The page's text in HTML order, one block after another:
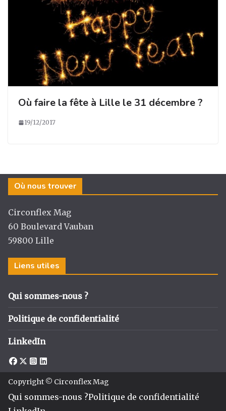
Où faire la fête à Lille le 31 décembre ?
19/12/2017
Où nous trouver
Circonflex Mag
60 Boulevard Vauban
59800 Lille
Liens utiles
Qui sommes-nous ?
Politique de confidentialité
LinkedIn
Copyright © Circonflex Mag
Qui sommes-nous ?Politique de confidentialité